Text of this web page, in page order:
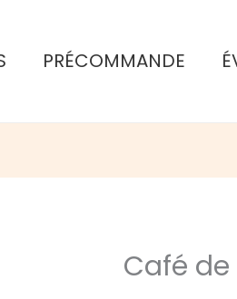
PRÉCOMMANDE
Café de